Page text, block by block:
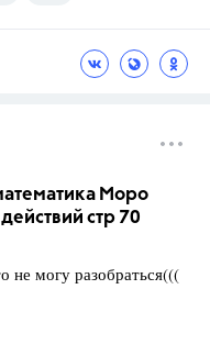
Моро
стр 70
не могу разобраться(((